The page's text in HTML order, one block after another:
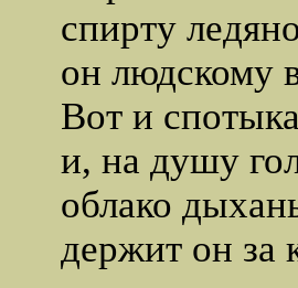
спирту
он людскому
Вот и
и, на душу
облако
держит он за